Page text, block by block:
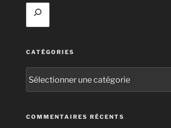
CATÉGORIES
COMMENTAIRES RÉCENTS